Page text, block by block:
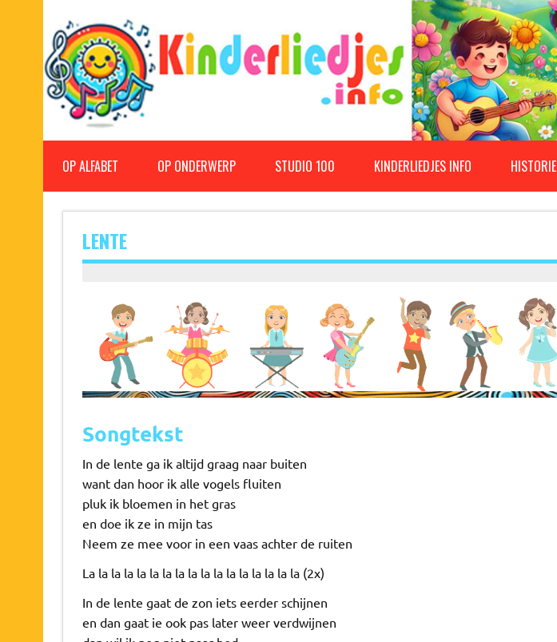
Kinderliedjes
OP ALFABET OP ONDERWERP STUDIO 100 KINDERLIEDJES INFO HISTORIE
LENTE
Songtekst
In de lente ga ik altijd graag naar buiten
want dan hoor ik alle vogels fluiten
pluk ik bloemen in het gras
en doe ik ze in mijn tas
Neem ze mee voor in een vaas achter de ruiten
La la la la la la la la la la la la la la la la la (2x)
In de lente gaat de zon iets eerder schijnen
en dan gaat ie ook pas later weer verdwijnen